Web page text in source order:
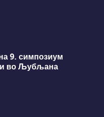
9. симпозиум
во Љубљана